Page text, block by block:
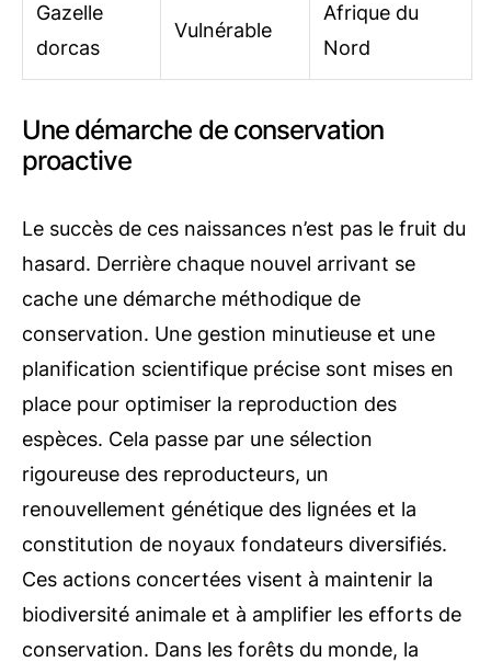
Gazelle
dorcas
Vulnérable
Afrique du
Nord
Une démarche de conservation
proactive
Le succès de ces naissances n’est pas le fruit du
hasard. Derrière chaque nouvel arrivant se
cache une démarche méthodique de
conservation. Une gestion minutieuse et une
planification scientifique précise sont mises en
place pour optimiser la reproduction des
espèces. Cela passe par une sélection
rigoureuse des reproducteurs, un
renouvellement génétique des lignées et la
constitution de noyaux fondateurs diversifiés.
Ces actions concertées visent à maintenir la
biodiversité animale et à amplifier les efforts de
conservation. Dans les forêts du monde, la